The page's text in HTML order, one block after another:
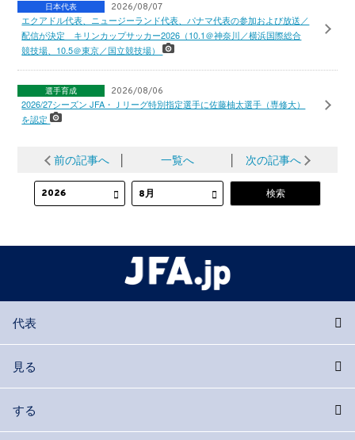
日本代表 2026/08/07
エクアドル代表、ニュージーランド代表、パナマ代表の参加および放送／
配信が決定 キリンカップサッカー2026（10.1＠神奈川／横浜国際総合
競技場、10.5＠東京／国立競技場）
選手育成 2026/08/06
2026/27シーズン JFA・Ｊリーグ特別指定選手に佐藤柚太選手（専修大）
を認定
前の記事へ 一覧へ 次の記事へ
代表
見る
する